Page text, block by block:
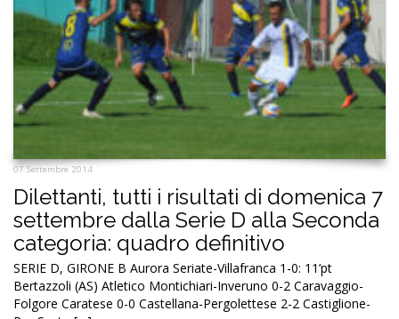
07 Settembre 2014
Dilettanti, tutti i risultati di domenica 7
settembre dalla Serie D alla Seconda
categoria: quadro definitivo
SERIE D, GIRONE B Aurora Seriate-Villafranca 1-0: 11’pt
Bertazzoli (AS) Atletico Montichiari-Inveruno 0-2 Caravaggio-
Folgore Caratese 0-0 Castellana-Pergolettese 2-2 Castiglione-